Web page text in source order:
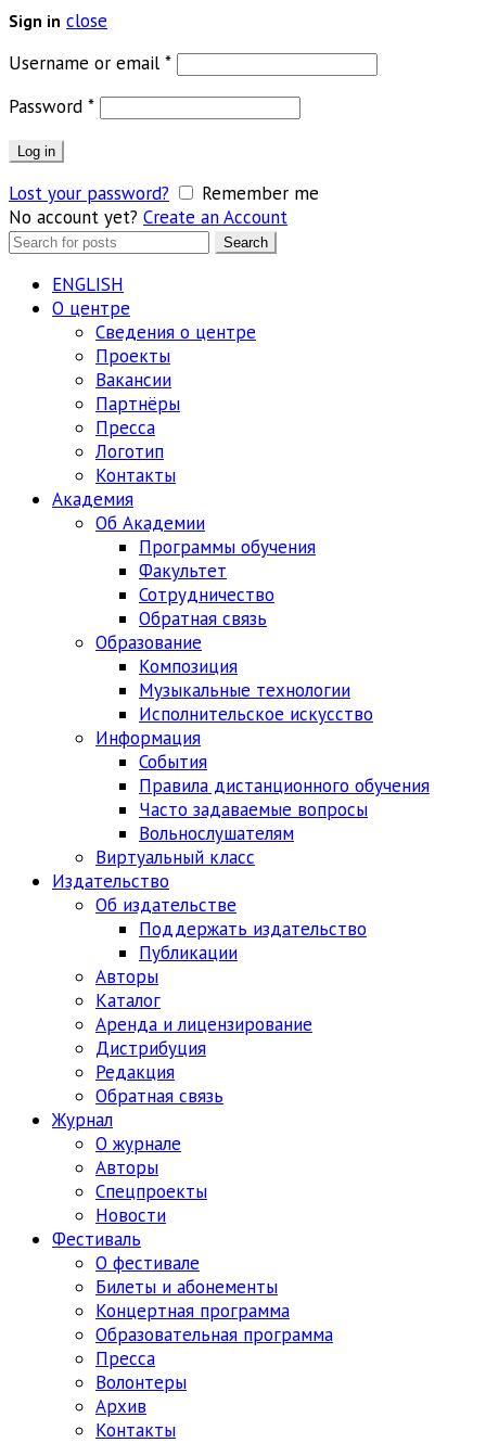
Sign in close
Username or email *Обязательно
Password *Обязательно
Log in
Lost your password?
Remember me
No account yet? Create an Account
Search
Search
ENGLISH
О центре
Сведения о центре
Проекты
Вакансии
Партнёры
Пресса
Логотип
Контакты
Академия
Об Академии
Программы обучения
Факультет
Сотрудничество
Обратная связь
Образование
Композиция
Музыкальные технологии
Исполнительское искусство
Информация
События
Правила дистанционного обучения
Часто задаваемые вопросы
Вольнослушателям
Виртуальный класс
Издательство
Об издательстве
Поддержать издательство
Публикации
Авторы
Каталог
Аренда и лицензирование
Дистрибуция
Редакция
Обратная связь
Журнал
О журнале
Авторы
Спецпроекты
Новости
Фестиваль
О фестивале
Билеты и абонементы
Концертная программа
Образовательная программа
Пресса
Волонтеры
Архив
Контакты